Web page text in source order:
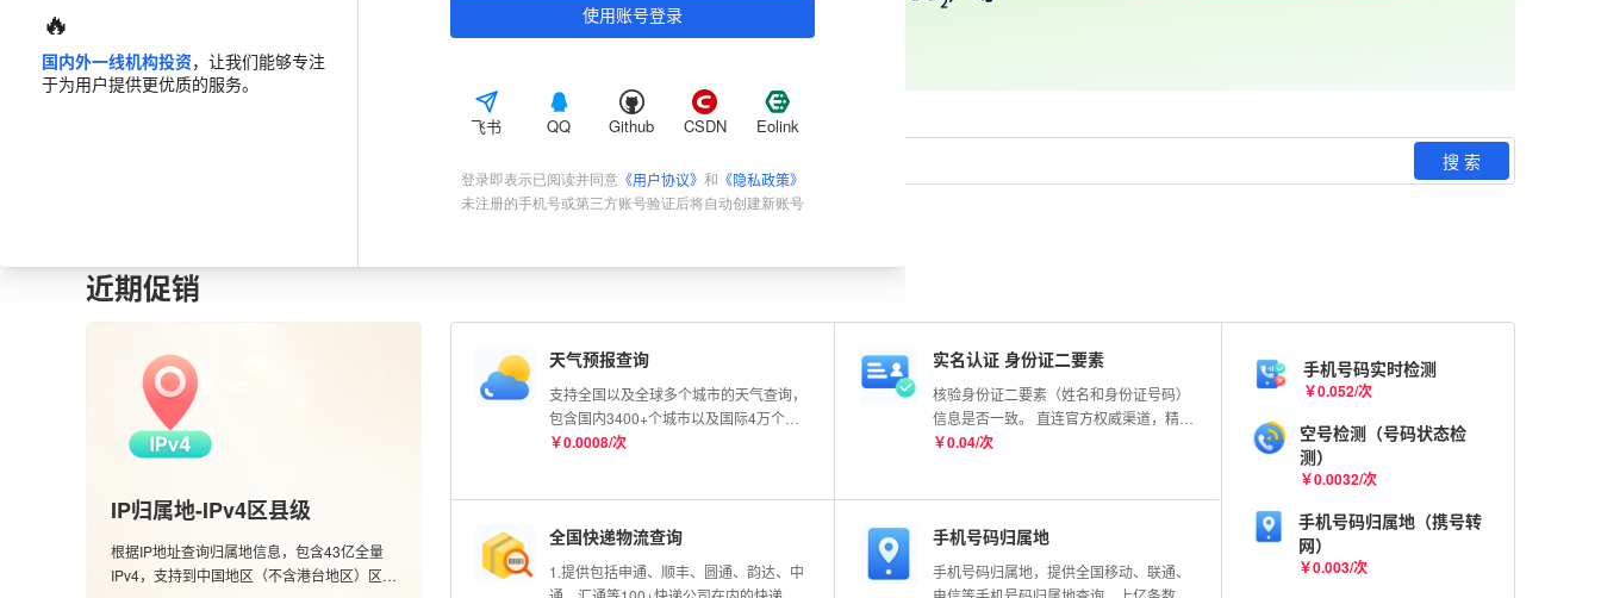
搜 索
全国快递物流查询 手机号码归属地 IP归属地
近期促销
IP归属地-IPv4区县级
根据IP地址查询归属地信息，包含43亿全量
IPv4，支持到中国地区（不含港台地区）区县
天气预报查询
支持全国以及全球多个城市的天气查询，
包含国内3400+个城市以及国际4万个城
市的实况数据，同时也支持全球任意经纬
￥0.0008/次
实名认证 身份证二要素
核验身份证二要素（姓名和身份证号码）
信息是否一致。 直连官方权威渠道，精准
实时核验，99.99%准确率。
￥0.04/次
全国快递物流查询
1.提供包括申通、顺丰、圆通、韵达、中
手机号码归属地
手机号码归属地，提供全国移动、联通、
手机号码实时检测
￥0.052/次
空号检测（号码状态检
测）
￥0.0032/次
手机号码归属地（携号转
网）
￥0.003/次
🔥
国内外一线机构投资，让我们能够专注
于为用户提供更优质的服务。
使用账号登录
飞书 QQ Github CSDN Eolink
登录即表示已阅读并同意《用户协议》 和 《隐私政策》
未注册的手机号或第三方账号验证后将自动创建新账号